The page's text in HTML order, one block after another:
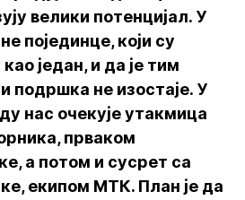
велики потенцијал. У
појединце, који су
један, и да је тим
подршка не изостаје. У
нас очекује утакмица
прваком
а потом и сусрет са
екипом МТК. План је да